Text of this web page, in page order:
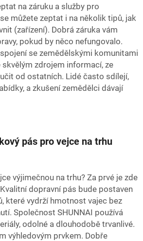
na záruku a služby pro
můžete zeptat i na několik tipů, jak
(zařízení). Dobrá záruka vám
pokud by něco nefungovalo.
se zemědělskými komunitami
zdrojem informací, ze
od ostatních. Lidé často sdílejí,
a zkušení zemědělci dávají
pás pro vejce na trhu
výjimečnou na trhu? Za prvé je zde
dopravní pás bude postaven
které vydrží hmotnost vajec bez
Společnost SHUNNAI používá
odolné a dlouhodobě trvanlivé.
výhledovým prvkem. Dobře